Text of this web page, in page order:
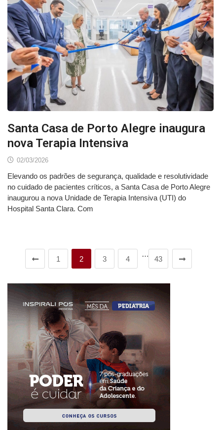
Santa Casa de Porto Alegre inaugura
nova Terapia Intensiva
02/03/2026
Elevando os padrões de segurança, qualidade e resolutividade
no cuidado de pacientes críticos, a Santa Casa de Porto Alegre
inaugurou a nova Unidade de Terapia Intensiva (UTI) do
Hospital Santa Clara. Com
1 2 3 4
…
43